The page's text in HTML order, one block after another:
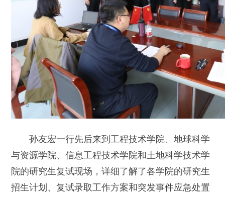
孙友宏一行先后来到工程技术学院、地球科学
与资源学院、信息工程技术学院和土地科学技术学
院的研究生复试现场，详细了解了各学院的研究生
招生计划、复试录取工作方案和突发事件应急处置